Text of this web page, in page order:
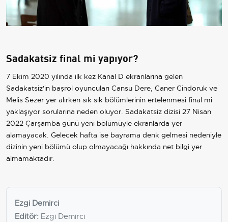
Sadakatsiz final mi yapıyor?
7 Ekim 2020 yılında ilk kez Kanal D ekranlarına gelen
Sadakatsiz'in başrol oyuncuları Cansu Dere, Caner Cindoruk ve
Melis Sezer yer alırken sık sık bölümlerinin ertelenmesi final mi
yaklaşıyor sorularına neden oluyor. Sadakatsiz dizisi 27 Nisan
2022 Çarşamba günü yeni bölümüyle ekranlarda yer
alamayacak. Gelecek hafta ise bayrama denk gelmesi nedeniyle
dizinin yeni bölümü olup olmayacağı hakkında net bilgi yer
almamaktadır.
Ezgi Demirci
Editör: Ezgi Demirci